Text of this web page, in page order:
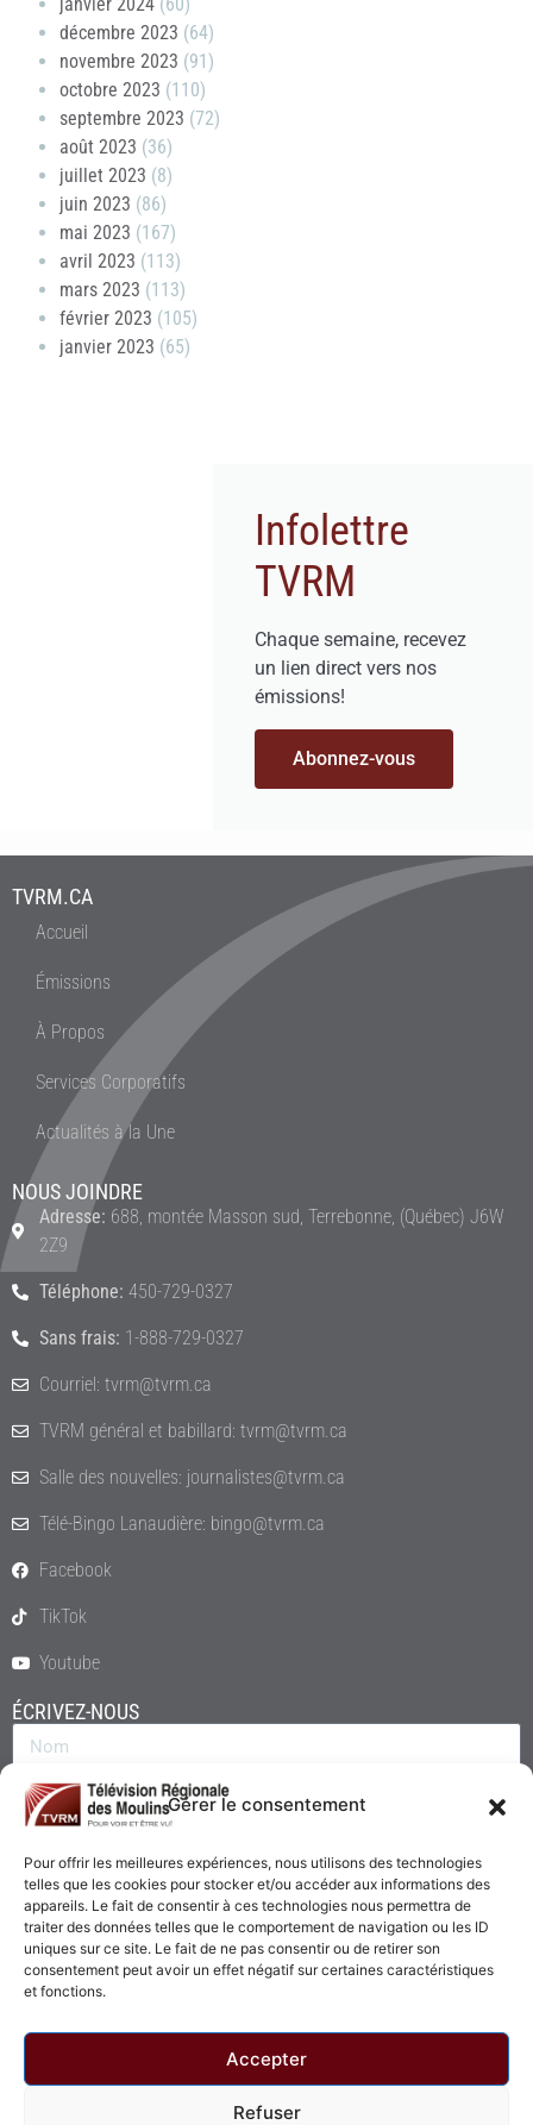
Gérer le consentement
Pour offrir les meilleures expériences, nous utilisons des technologies
telles que les cookies pour stocker et/ou accéder aux informations des
appareils. Le fait de consentir à ces technologies nous permettra de
traiter des données telles que le comportement de navigation ou les ID
uniques sur ce site. Le fait de ne pas consentir ou de retirer son
consentement peut avoir un effet négatif sur certaines caractéristiques
et fonctions.
Accepter
Refuser
décembre 2023 (64)
novembre 2023 (91)
octobre 2023 (110)
septembre 2023 (72)
août 2023 (36)
juillet 2023 (8)
juin 2023 (86)
mai 2023 (167)
avril 2023 (113)
mars 2023 (113)
février 2023 (105)
janvier 2023 (65)
Infolettre
TVRM
Chaque semaine, recevez
un lien direct vers nos
émissions!
Abonnez-vous
TVRM.CA
Accueil
Émissions
À Propos
Services Corporatifs
Actualités à la Une
NOUS JOINDRE
Adresse: 688, montée Masson sud, Terrebonne, (Québec) J6W
2Z9
Téléphone: 450-729-0327
Sans frais: 1-888-729-0327
Courriel: tvrm@tvrm.ca
TVRM général et babillard: tvrm@tvrm.ca
Salle des nouvelles: journalistes@tvrm.ca
Télé-Bingo Lanaudière: bingo@tvrm.ca
Facebook
TikTok
Youtube
ÉCRIVEZ-NOUS